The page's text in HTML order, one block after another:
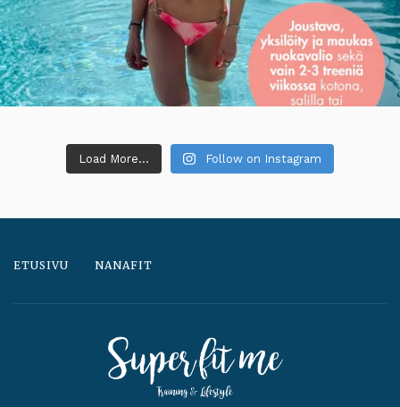
Load More... Follow on Instagram
ETUSIVU NANAFIT